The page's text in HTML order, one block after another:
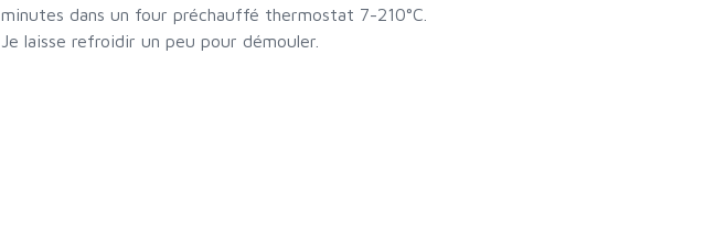
minutes dans un four préchauffé thermostat 7-210°C.
Je laisse refroidir un peu pour démouler.